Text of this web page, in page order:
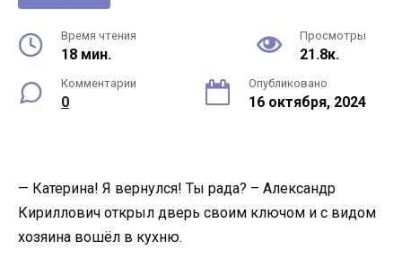
Время чтения
18 мин.
Просмотры
21.8к.
Комментарии
0
Опубликовано
16 октября, 2024
— Катерина! Я вернулся! Ты рада? – Александр
Кириллович открыл дверь своим ключом и с видом
хозяина вошёл в кухню.